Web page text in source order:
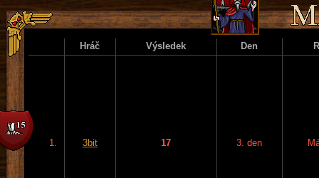
Hráč Výsledek Den
1. 3bit 17 3. den